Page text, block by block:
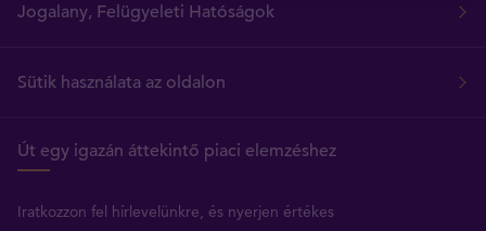
Jogalany, Felügyeleti Hatóságok
Sütik használata az oldalon
Út egy igazán áttekintő piaci elemzéshez
Iratkozzon fel hírlevelünkre, és nyerjen értékes